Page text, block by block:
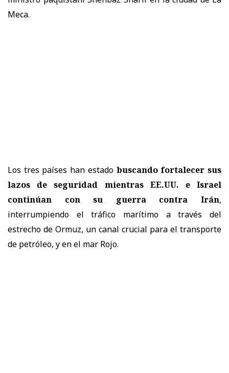
Meca.
Los tres países han estado buscando fortalecer sus
lazos de seguridad mientras EE.UU. e Israel
continúan con su guerra contra Irán,
interrumpiendo el tráfico marítimo a través del
estrecho de Ormuz, un canal crucial para el transporte
de petróleo, y en el mar Rojo.